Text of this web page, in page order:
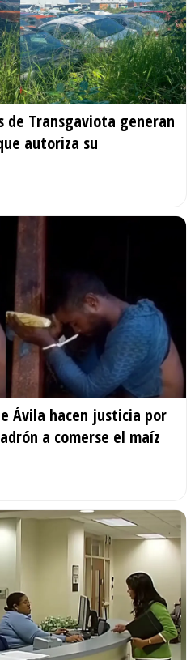
de Transgaviota generan
autoriza su
Ávila hacen justicia por
a comerse el maíz